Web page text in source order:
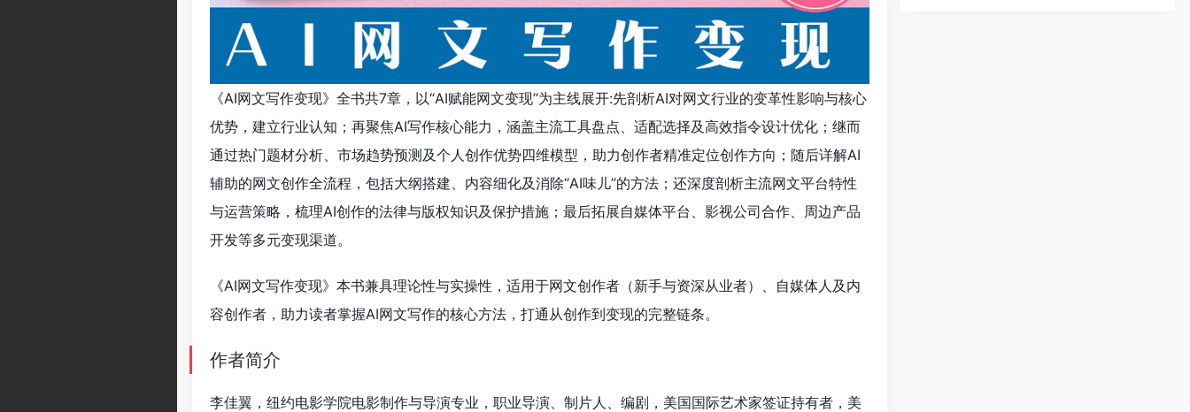
《AI网文写作变现》全书共7章，以“AI赋能网文变现”为主线展开:先剖析AI对网文行业的变革性影响与核心
优势，建立行业认知；再聚焦AI写作核心能力，涵盖主流工具盘点、适配选择及高效指令设计优化；继而
通过热门题材分析、市场趋势预测及个人创作优势四维模型，助力创作者精准定位创作方向；随后详解AI
辅助的网文创作全流程，包括大纲搭建、内容细化及消除“AI味儿”的方法；还深度剖析主流网文平台特性
与运营策略，梳理AI创作的法律与版权知识及保护措施；最后拓展自媒体平台、影视公司合作、周边产品
开发等多元变现渠道。
《AI网文写作变现》本书兼具理论性与实操性，适用于网文创作者（新手与资深从业者）、自媒体人及内
容创作者，助力读者掌握AI网文写作的核心方法，打通从创作到变现的完整链条。
作者简介
李佳翼，纽约电影学院电影制作与导演专业，职业导演、制片人、编剧，美国国际艺术家签证持有者，美